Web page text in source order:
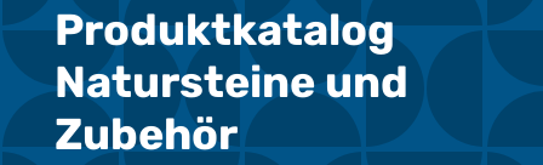
Produktkatalog
Natursteine und
Zubehör